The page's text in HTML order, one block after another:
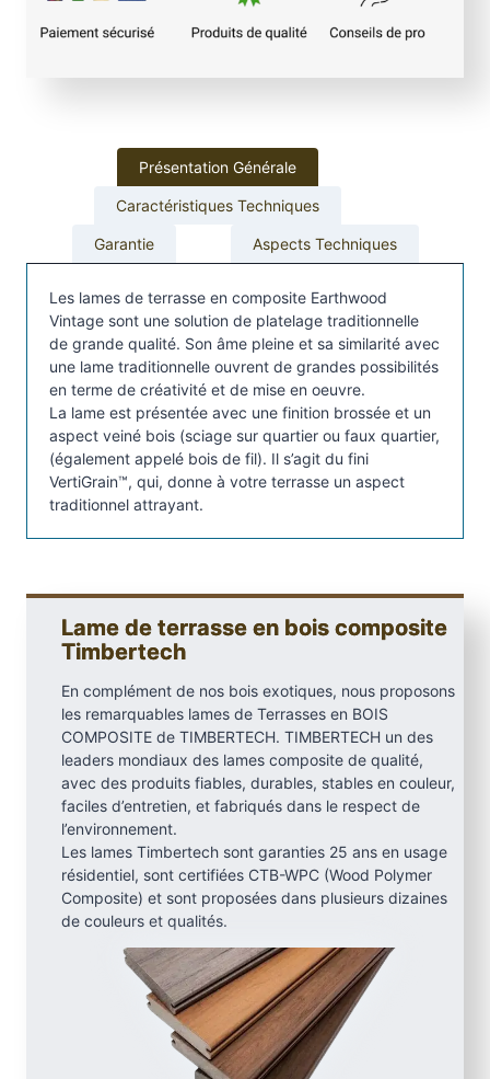
m
t
e
r
s
e
T
i
m
b
e
r
e
h
V
t
a
g
e
,
e
a
t
e
r
d
T
Présentation Générale
Caractéristiques Techniques
Garantie Aspects Techniques
Les lames de terrasse en composite Earthwood
Vintage sont une solution de platelage traditionnelle
de grande qualité. Son âme pleine et sa similarité avec
une lame traditionnelle ouvrent de grandes possibilités
en terme de créativité et de mise en oeuvre.
La lame est présentée avec une finition brossée et un
aspect veiné bois (sciage sur quartier ou faux quartier,
(également appelé bois de fil). Il s’agit du fini
VertiGrain™, qui, donne à votre terrasse un aspect
traditionnel attrayant.
Lame de terrasse en bois composite
Timbertech
En complément de nos bois exotiques, nous proposons
les remarquables lames de Terrasses en BOIS
COMPOSITE de TIMBERTECH. TIMBERTECH un des
leaders mondiaux des lames composite de qualité,
avec des produits fiables, durables, stables en couleur,
faciles d’entretien, et fabriqués dans le respect de
l’environnement.
Les lames Timbertech sont garanties 25 ans en usage
résidentiel, sont certifiées CTB-WPC (Wood Polymer
Composite) et sont proposées dans plusieurs dizaines
de couleurs et qualités.